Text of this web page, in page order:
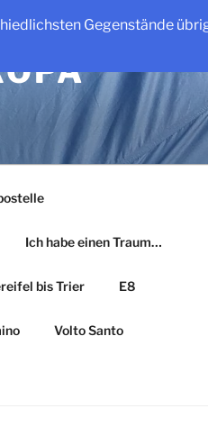
Gegenstände
Ich habe einen Traum…
bis Trier E8
Volto Santo